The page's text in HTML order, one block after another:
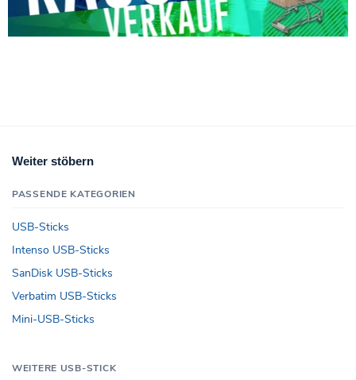
Weiter stöbern
PASSENDE KATEGORIEN
USB-Sticks
Intenso USB-Sticks
SanDisk USB-Sticks
Verbatim USB-Sticks
Mini-USB-Sticks
WEITERE USB-STICK